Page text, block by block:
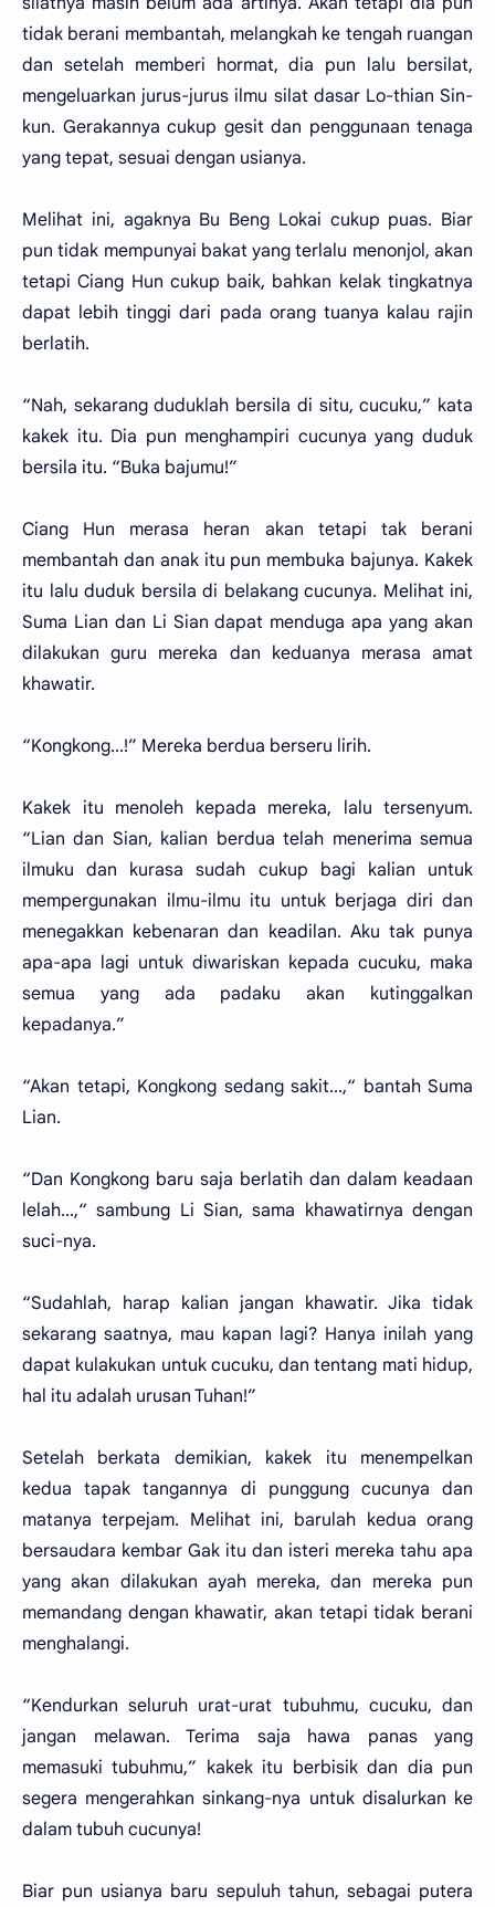
tidak berani membantah, melangkah ke tengah ruangan
dan setelah memberi hormat, dia pun lalu bersilat,
mengeluarkan jurus-jurus ilmu silat dasar Lo-thian Sin-
kun. Gerakannya cukup gesit dan penggunaan tenaga
yang tepat, sesuai dengan usianya.
Melihat ini, agaknya Bu Beng Lokai cukup puas. Biar
pun tidak mempunyai bakat yang terlalu menonjol, akan
tetapi Ciang Hun cukup baik, bahkan kelak tingkatnya
dapat lebih tinggi dari pada orang tuanya kalau rajin
berlatih.
“Nah, sekarang duduklah bersila di situ, cucuku,” kata
kakek itu. Dia pun menghampiri cucunya yang duduk
bersila itu. “Buka bajumu!”
Ciang Hun merasa heran akan tetapi tak berani
membantah dan anak itu pun membuka bajunya. Kakek
itu lalu duduk bersila di belakang cucunya. Melihat ini,
Suma Lian dan Li Sian dapat menduga apa yang akan
dilakukan guru mereka dan keduanya merasa amat
khawatir.
“Kongkong...!” Mereka berdua berseru lirih.
Kakek itu menoleh kepada mereka, lalu tersenyum.
“Lian dan Sian, kalian berdua telah menerima semua
ilmuku dan kurasa sudah cukup bagi kalian untuk
mempergunakan ilmu-ilmu itu untuk berjaga diri dan
menegakkan kebenaran dan keadilan. Aku tak punya
apa-apa lagi untuk diwariskan kepada cucuku, maka
semua yang ada padaku akan kutinggalkan
kepadanya.”
“Akan tetapi, Kongkong sedang sakit...,“ bantah Suma
Lian.
“Dan Kongkong baru saja berlatih dan dalam keadaan
lelah...,“ sambung Li Sian, sama khawatirnya dengan
suci-nya.
“Sudahlah, harap kalian jangan khawatir. Jika tidak
sekarang saatnya, mau kapan lagi? Hanya inilah yang
dapat kulakukan untuk cucuku, dan tentang mati hidup,
hal itu adalah urusan Tuhan!”
Setelah berkata demikian, kakek itu menempelkan
kedua tapak tangannya di punggung cucunya dan
matanya terpejam. Melihat ini, barulah kedua orang
bersaudara kembar Gak itu dan isteri mereka tahu apa
yang akan dilakukan ayah mereka, dan mereka pun
memandang dengan khawatir, akan tetapi tidak berani
menghalangi.
“Kendurkan seluruh urat-urat tubuhmu, cucuku, dan
jangan melawan. Terima saja hawa panas yang
memasuki tubuhmu,” kakek itu berbisik dan dia pun
segera mengerahkan sinkang-nya untuk disalurkan ke
dalam tubuh cucunya!
Biar pun usianya baru sepuluh tahun, sebagai putera